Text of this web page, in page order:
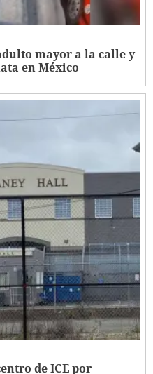
mayor a la calle y
en México
de ICE por